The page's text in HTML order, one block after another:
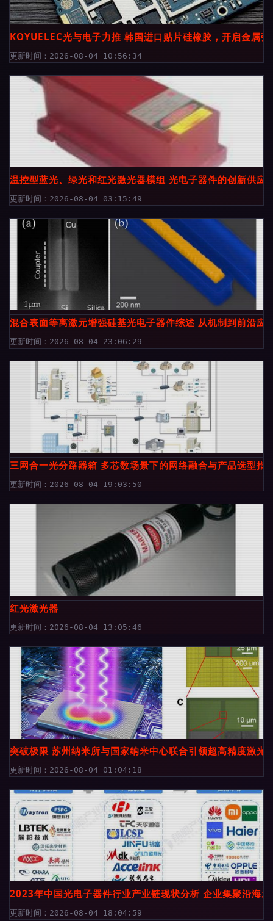
KOYUELEC光与电子力推 韩国进口贴片硅橡胶，开启金属
更新时间：2026-08-04 10:56:34
温控型蓝光、绿光和红光激光器模组 光电子器件的创新供应
更新时间：2026-08-04 03:15:49
混合表面等离激元增强硅基光电子器件综述 从机制到前沿应
更新时间：2026-08-04 23:06:29
三网合一光分路器箱 多芯数场景下的网络融合与产品选型指
更新时间：2026-08-04 19:03:50
红光激光器
更新时间：2026-08-04 13:05:46
突破极限 苏州纳米所与国家纳米中心联合引领超高精度激光
更新时间：2026-08-04 01:04:18
2023年中国光电子器件行业产业链现状分析 企业集聚沿海
更新时间：2026-08-04 18:04:59